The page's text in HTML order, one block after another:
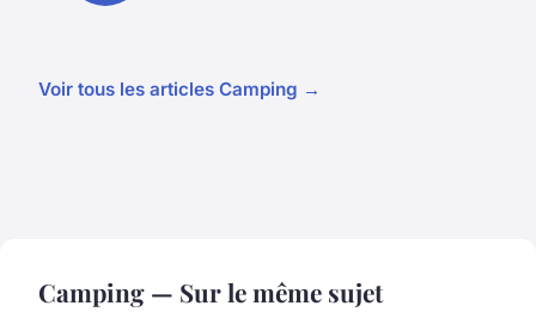
Voir tous les articles Camping →
Camping — Sur le même sujet